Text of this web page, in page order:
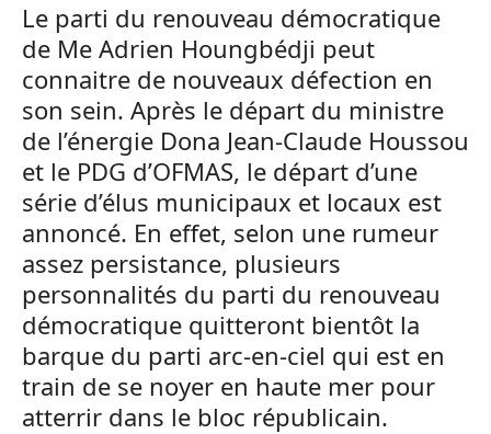
Le parti du renouveau démocratique
de Me Adrien Houngbédji peut
connaitre de nouveaux défection en
son sein. Après le départ du ministre
de l’énergie Dona Jean-Claude Houssou
et le PDG d’OFMAS, le départ d’une
série d’élus municipaux et locaux est
annoncé. En effet, selon une rumeur
assez persistance, plusieurs
personnalités du parti du renouveau
démocratique quitteront bientôt la
barque du parti arc-en-ciel qui est en
train de se noyer en haute mer pour
atterrir dans le bloc républicain.